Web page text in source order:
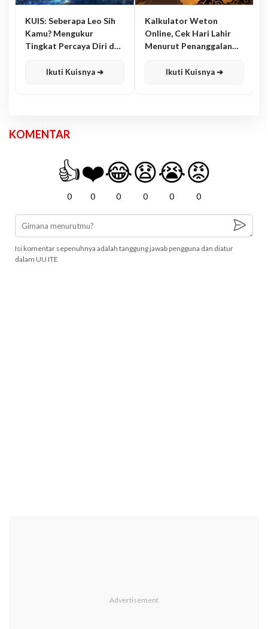
KUIS: Seberapa Leo Sih
Kamu? Mengukur
Tingkat Percaya Diri dan
Ikuti Kuisnya ➔
Kalkulator Weton
Online, Cek Hari Lahir
Menurut Penanggalan
Ikuti Kuisnya ➔
KOMENTAR
👍
0
❤️
0
😂
0
😧
0
😭
0
😡
0
Isi komentar sepenuhnya adalah tanggung jawab pengguna dan diatur
dalam UU ITE